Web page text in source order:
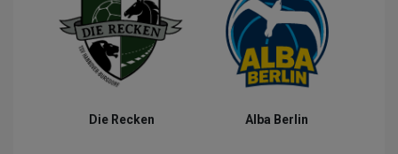
Die Recken Alba Berlin